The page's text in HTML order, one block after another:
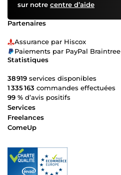
sur notre centre d’aide
Partenaires
Assurance par Hiscox
Paiements par PayPal Braintree
Statistiques
38 919 services disponibles
1 335 163 commandes effectuées
99 % d’avis positifs
Services
Freelances
ComeUp